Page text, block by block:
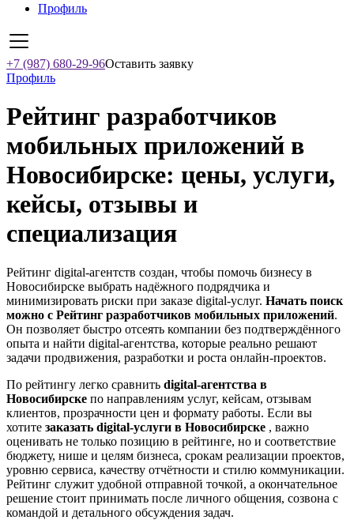
Профиль
+7 (987) 680-29-96Оставить заявку
Профиль
Рейтинг разработчиков
мобильных приложений в
Новосибирске: цены, услуги,
кейсы, отзывы и
специализация
Рейтинг digital-агентств создан, чтобы помочь бизнесу в
Новосибирске выбрать надёжного подрядчика и
минимизировать риски при заказе digital-услуг. Начать поиск
можно с Рейтинг разработчиков мобильных приложений.
Он позволяет быстро отсеять компании без подтверждённого
опыта и найти digital-агентства, которые реально решают
задачи продвижения, разработки и роста онлайн-проектов.
По рейтингу легко сравнить digital-агентства в
Новосибирске по направлениям услуг, кейсам, отзывам
клиентов, прозрачности цен и формату работы. Если вы
хотите заказать digital-услуги в Новосибирске , важно
оценивать не только позицию в рейтинге, но и соответствие
бюджету, нише и целям бизнеса, срокам реализации проектов,
уровню сервиса, качеству отчётности и стилю коммуникации.
Рейтинг служит удобной отправной точкой, а окончательное
решение стоит принимать после личного общения, созвона с
командой и детального обсуждения задач.